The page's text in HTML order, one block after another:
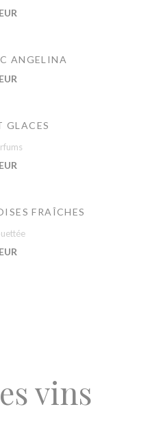
ANGELINA
GLACES
FRAÎCHES
vins